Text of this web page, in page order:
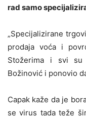
rad samo
„Specijalizirane
prodaja voća i
Stožerima i svi su
Božinović i ponovio
Capak kaže da je
se virus tada teže